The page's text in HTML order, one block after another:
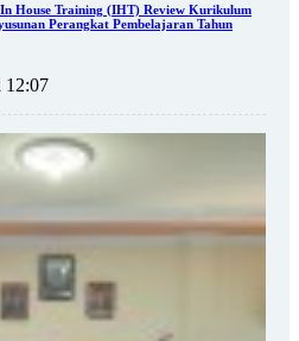
House Training (IHT) Review Kurikulum
Perangkat Pembelajaran Tahun
12:07